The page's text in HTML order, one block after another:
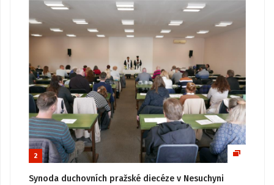
2
Synoda duchovních pražské diecéze v Nesuchyni